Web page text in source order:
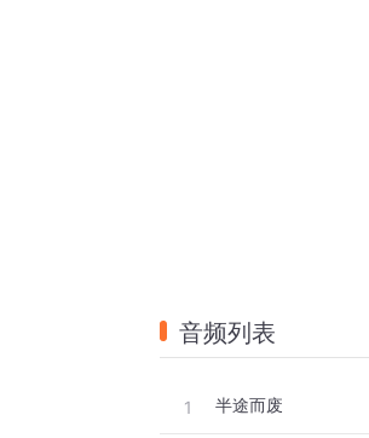
音频列表
1 半途而废